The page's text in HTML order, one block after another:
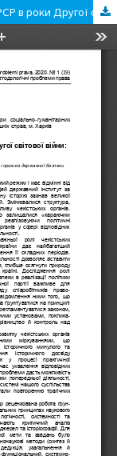
Діяльність органів державної безпеки УРСР в роки Другої світової війни: неупереджений погляд, нові узагальнення та факти